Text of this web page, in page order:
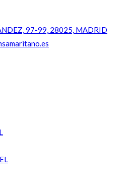
97-99, 28025, MADRID